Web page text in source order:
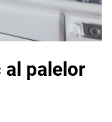
al palelor